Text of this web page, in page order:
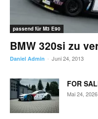
passend für M3 E90
BMW 320si zu
Daniel Admin - Juni 24, 2013
FOR
Mai 24, 2026